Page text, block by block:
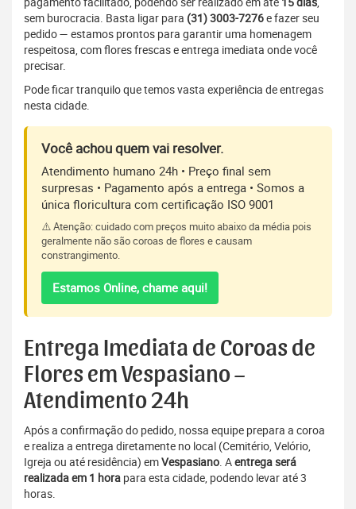
sem burocracia. Basta ligar para (31) 3003-7276e fazer seu
pedido — estamos prontos para garantir uma homenagem
respeitosa, com flores frescas e entrega imediata onde você
precisar.
Pode ficar tranquilo que temos vasta experiência de entregas
nesta cidade.
Você achou quem vai resolver.
Atendimento humano 24h • Preço final sem
surpresas • Pagamento após a entrega • Somos a
única floricultura com certificação ISO 9001
⚠️ Atenção: cuidado com preços muito abaixo da média pois
geralmente não são coroas de flores e causam
constrangimento.
Estamos Online, chame aqui!
Entrega Imediata de Coroas de
Flores em Vespasiano –
Atendimento 24h
Após a confirmação do pedido, nossa equipe prepara a coroa
e realiza a entrega diretamente no local (Cemitério, Velório,
Igreja ou até residência) emVespasiano. Aentrega será
realizada em 1 hora para esta cidade, podendo levar até 3
horas.